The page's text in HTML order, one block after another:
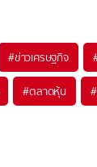
#ข่าวเศรษฐกิจ
#ตลาดหุ้น #